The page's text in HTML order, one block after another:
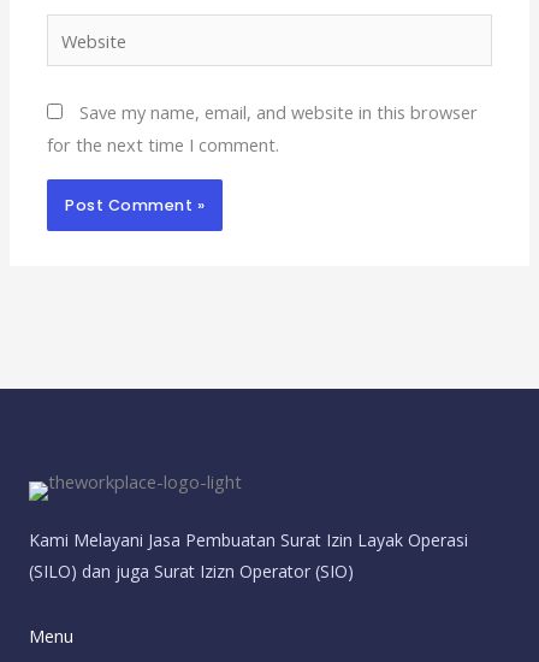
Save my name, email, and website in this browser
for the next time I comment.
Kami Melayani Jasa Pembuatan Surat Izin Layak Operasi
(SILO) dan juga Surat Izizn Operator (SIO)
Menu